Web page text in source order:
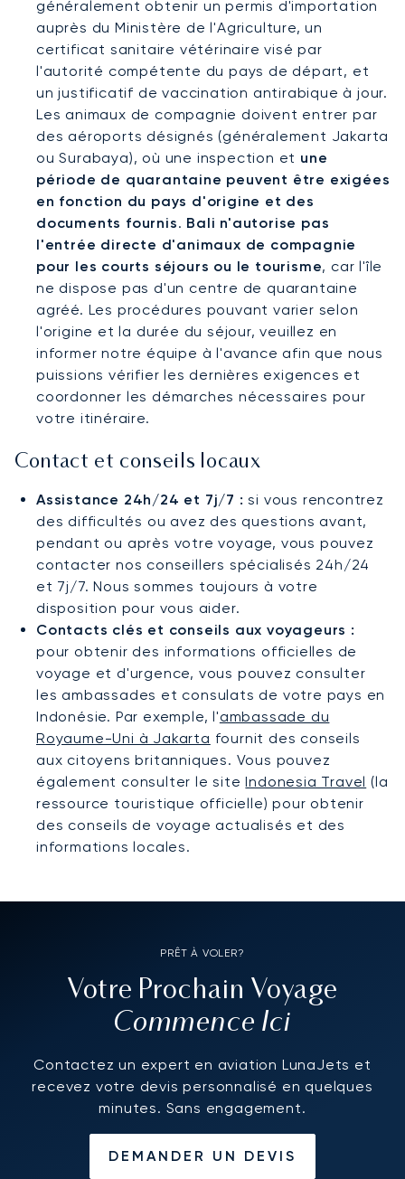
généralement obtenir un permis d'importation
auprès du Ministère de l'Agriculture, un
certificat sanitaire vétérinaire visé par
l'autorité compétente du pays de départ, et
un justificatif de vaccination antirabique à jour.
Les animaux de compagnie doivent entrer par
des aéroports désignés (généralement Jakarta
ou Surabaya), où une inspection et une
période de quarantaine peuvent être exigées
en fonction du pays d'origine et des
documents fournis. Bali n'autorise pas
l'entrée directe d'animaux de compagnie
pour les courts séjours ou le tourisme, car l'île
ne dispose pas d'un centre de quarantaine
agréé. Les procédures pouvant varier selon
l'origine et la durée du séjour, veuillez en
informer notre équipe à l'avance afin que nous
puissions vérifier les dernières exigences et
coordonner les démarches nécessaires pour
votre itinéraire.
Contact et conseils locaux
Assistance 24h/24 et 7j/7 : si vous rencontrez
des difficultés ou avez des questions avant,
pendant ou après votre voyage, vous pouvez
contacter nos conseillers spécialisés 24h/24
et 7j/7. Nous sommes toujours à votre
disposition pour vous aider.
Contacts clés et conseils aux voyageurs :
pour obtenir des informations officielles de
voyage et d'urgence, vous pouvez consulter
les ambassades et consulats de votre pays en
Indonésie. Par exemple, l'ambassade du
Royaume-Uni à Jakarta fournit des conseils
aux citoyens britanniques. Vous pouvez
également consulter le siteIndonesia Travel (la
ressource touristique officielle) pour obtenir
des conseils de voyage actualisés et des
informations locales.
PRÊT À VOLER?
Votre Prochain Voyage
Commence Ici
Contactez un expert en aviation LunaJets et
recevez votre devis personnalisé en quelques
minutes. Sans engagement.
DEMANDER UN DEVIS